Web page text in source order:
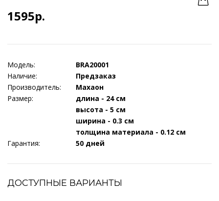
1595р.
Модель:
BRA20001
Наличие:
Предзаказ
Производитель:
Махаон
Размер:
длина - 24 см
высота - 5 см
ширина - 0.3 см
толщина материала - 0.12 см
Гарантия:
50 дней
ДОСТУПНЫЕ ВАРИАНТЫ